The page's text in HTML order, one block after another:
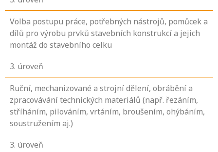
Volba postupu práce, potřebných nástrojů, pomůcek a
dílů pro výrobu prvků stavebních konstrukcí a jejich
montáž do stavebního celku
3. úroveň
Ruční, mechanizované a strojní dělení, obrábění a
zpracovávání technických materiálů (např. řezáním,
stříháním, pilováním, vrtáním, broušením, ohýbáním,
soustružením aj.)
3. úroveň